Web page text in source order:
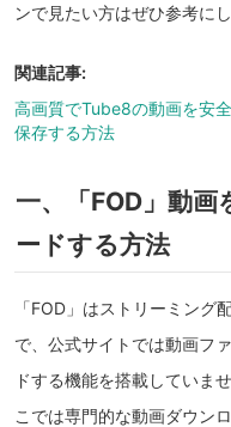
ンで見たい方はぜひ参考に
関連記事:
高画質でTube8の動画を安
保存する方法
一、「FOD」動画
ードする方法
「FOD」はストリーミング
で、公式サイトでは動画フ
ドする機能を搭載していま
こでは専門的な動画ダウン